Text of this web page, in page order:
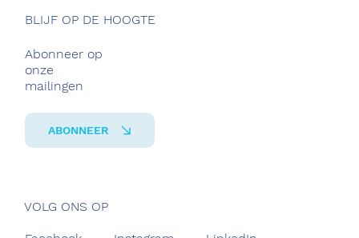
VOLG ONS OP
BLIJF OP DE HOOGTE
Abonneer op
onze
mailingen
ABONNEER